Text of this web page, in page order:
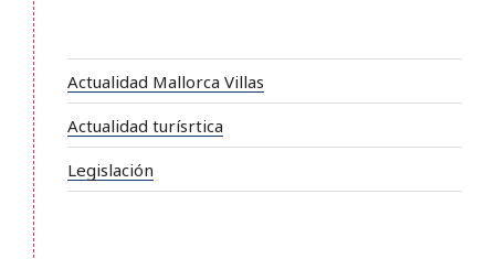
Actualidad Mallorca Villas
Actualidad turísrtica
Legislación